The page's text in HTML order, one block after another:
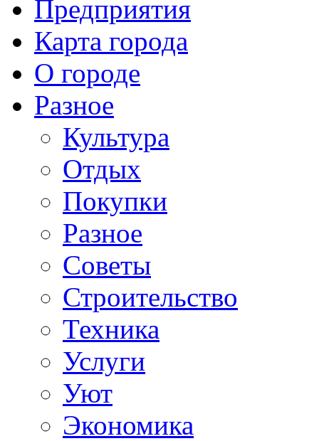
Предприятия
Карта города
О городе
Разное
Культура
Отдых
Покупки
Разное
Советы
Строительство
Техника
Услуги
Уют
Экономика